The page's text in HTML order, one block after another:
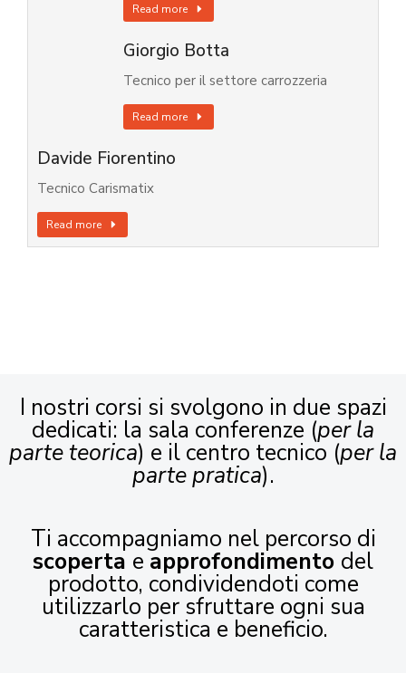
Read more
Giorgio Botta
Tecnico per il settore carrozzeria
Read more
Davide Fiorentino
Tecnico Carismatix
Read more
I nostri corsi si svolgono in due spazi
dedicati: la sala conferenze (per la
parte teorica) e il centro tecnico (per la
parte pratica).
Ti accompagniamo nel percorso di
scoperta e approfondimento del
prodotto, condividendoti come
utilizzarlo per sfruttare ogni sua
caratteristica e beneficio.